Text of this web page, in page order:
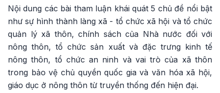
Nội dung các bài tham luận khái quát 5 chủ đề nổi bật
như sự hình thành làng xã - tổ chức xã hội và tổ chức
quản lý xã thôn, chính sách của Nhà nước đối với
nông thôn, tổ chức sản xuất và đặc trưng kinh tế
nông thôn, tổ chức an ninh và vai trò của xã thôn
trong bảo vệ chủ quyền quốc gia và văn hóa xã hội,
giáo dục ở nông thôn từ truyền thống đến hiện đại.